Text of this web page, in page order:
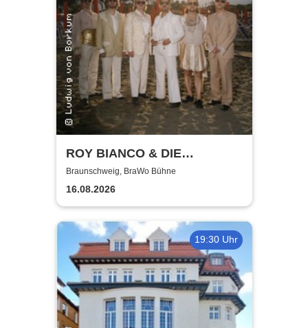
ROY BIANCO & DIE
ABBRUNZATI BOYS - LIVE
2026
Braunschweig, BraWo Bühne
16.08.2026
19:30 Uhr